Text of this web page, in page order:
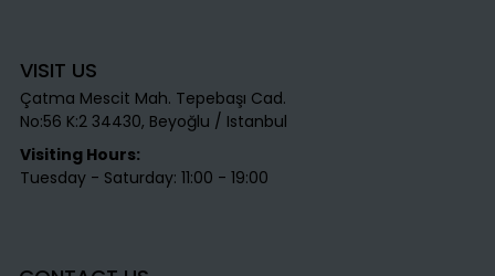
VISIT US
Çatma Mescit Mah. Tepebaşı Cad.
No:56 K:2 34430, Beyoğlu / Istanbul​
Visiting Hours:
Tuesday - Saturday: 11:00 - 19:00